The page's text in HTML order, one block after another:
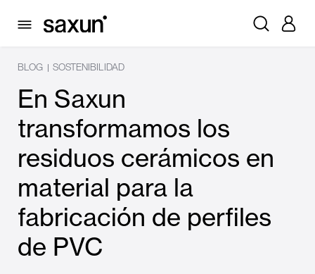
BLOG | SOSTENIBILIDAD
En Saxun
transformamos los
residuos cerámicos en
material para la
fabricación de perfiles
de PVC